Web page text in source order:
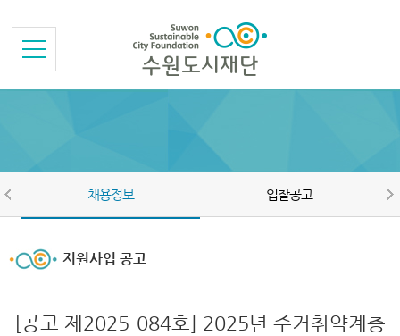
채용정보 입찰공고
지원사업 공고
[공고 제2025-084호] 2025년 주거취약계층